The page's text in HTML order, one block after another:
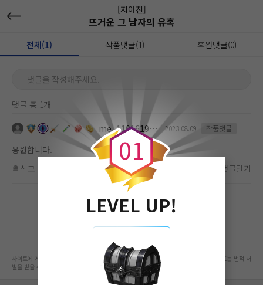
[지아진]
뜨거운 그 남자의 유혹
전체(1) 작품댓글(1) 후원댓글(0)
댓글을 작성해주세요.
댓글 총 1개
me_1101619112 2023.08.09 작품댓글
응원합니다.
신고
댓글달기
0
0
1
LEVEL UP!
사이트에 게시된 컨텐츠는 저작권자의 권리가 있는 컨텐츠로서 무단 복제, 전송, 수정, 배포는 법적 처
벌을 받을 수 있습니다.